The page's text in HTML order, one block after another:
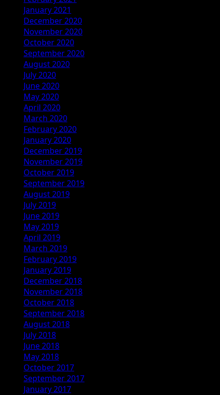
January 2021
December 2020
November 2020
October 2020
September 2020
August 2020
July 2020
June 2020
May 2020
April 2020
March 2020
February 2020
January 2020
December 2019
November 2019
October 2019
September 2019
August 2019
July 2019
June 2019
May 2019
April 2019
March 2019
February 2019
January 2019
December 2018
November 2018
October 2018
September 2018
August 2018
July 2018
June 2018
May 2018
October 2017
September 2017
January 2017